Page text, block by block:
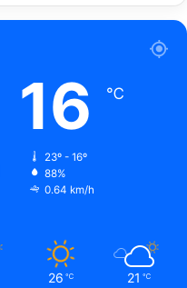
16 ℃
23º - 16º
88%
0.64 km/h
26 ℃ 21 ℃